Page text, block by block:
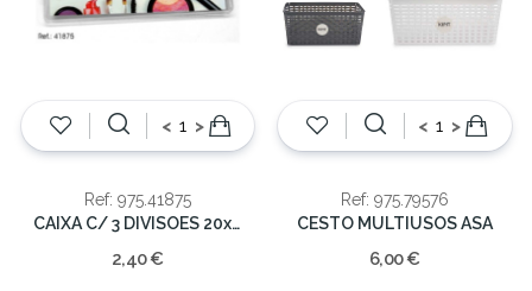
< >
Ref: 975.41875
CAIXA C/ 3 DIVISOES 20x7,5x3,5cm
2,40 €
< >
Ref: 975.79576
CESTO MULTIUSOS ASA
6,00 €